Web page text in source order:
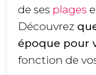
de ses plages
Découvrez
époque pour
fonction de